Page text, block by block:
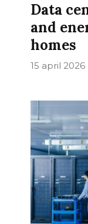
Data
and
homes
15 april 2026